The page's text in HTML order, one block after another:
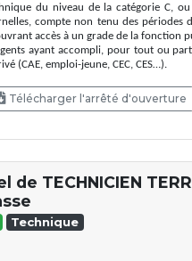
du niveau de la catégorie C, ou
compte non tenu des périodes
accès à un grade de la fonction
ayant accompli, pour tout ou
(CAE, emploi-jeune, CEC, CES…).
Télécharger l'arrêté d'ouverture
TECHNICIEN
Technique